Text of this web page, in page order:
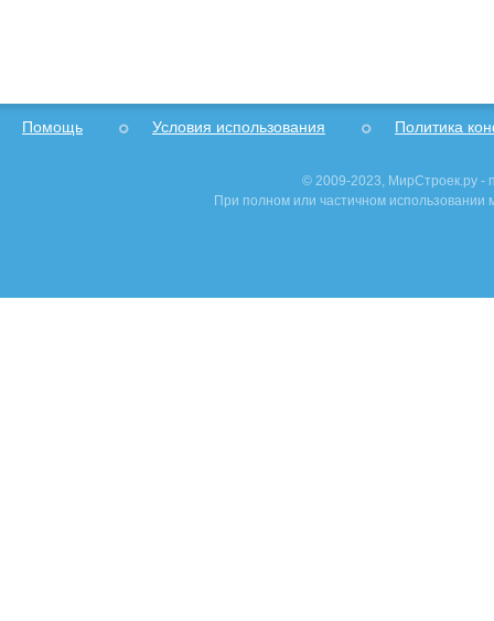
Помощь Условия использования Политика
© 2009-2023, МирСтроек.ру -
При полном или частичном использовании